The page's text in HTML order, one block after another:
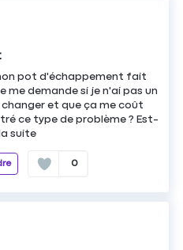
pot d'échappement fait
me demande si je n'ai pas un
et que ça me coût
ce type de problème ? Est-
suite
0